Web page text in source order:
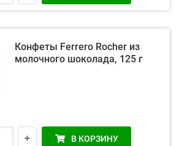
Конфеты Ferrero Rocher из
молочного шоколада, 125 г
В КОРЗИНУ